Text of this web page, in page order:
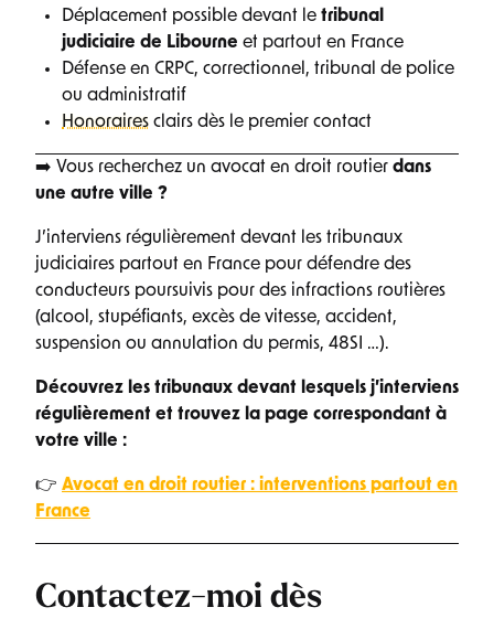
Déplacement possible devant le tribunal
judiciaire de Libourne et partout en France
Défense en CRPC, correctionnel, tribunal de police
ou administratif
Honoraires clairs dès le premier contact
➡️ Vous recherchez un avocat en droit routier dans
une autre ville ?
J’interviens régulièrement devant les tribunaux
judiciaires partout en France pour défendre des
conducteurs poursuivis pour des infractions routières
(alcool, stupéfiants, excès de vitesse, accident,
suspension ou annulation du permis, 48SI …).
Découvrez les tribunaux devant lesquels j’interviens
régulièrement et trouvez la page correspondant à
votre ville :
👉 Avocat en droit routier : interventions partout en
France
Contactez-moi dès